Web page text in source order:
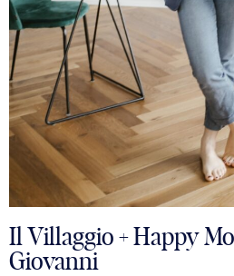
Il Villaggio + Happy
Giovanni